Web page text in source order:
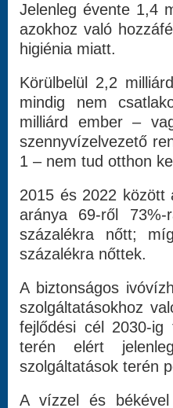
Jelenleg évente 1,4
azokhoz való
higiénia miatt.
Körülbelül 2,2
mindig nem
milliárd ember –
szennyvízelvezető
1 – nem tud otthon
2015 és 2022 között
aránya 69-ről
százalékra nőtt;
százalékra nőttek.
A biztonságos
szolgáltatásokhoz
fejlődési cél 2030-ig
terén elért
szolgáltatások terén
A vízzel és békével